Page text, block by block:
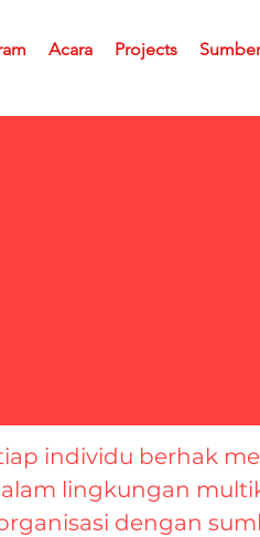
Acara Projects
individu berhak
lingkungan
dengan